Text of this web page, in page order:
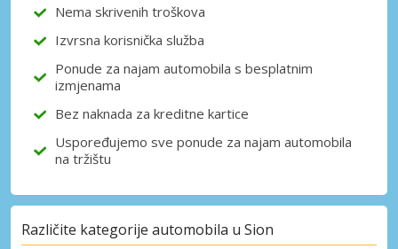
Nema skrivenih troškova
Izvrsna korisnička služba
Ponude za najam automobila s besplatnim
izmjenama
Bez naknada za kreditne kartice
Uspoređujemo sve ponude za najam automobila
na tržištu
Različite kategorije automobila u Sion